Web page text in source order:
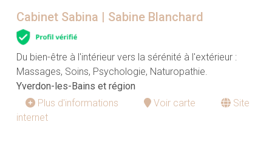
Cabinet Sabina | Sabine Blanchard
Du bien-être à l'intérieur vers la sérénité à l'extérieur :
Massages, Soins, Psychologie, Naturopathie.
Yverdon-les-Bains et région
Plus d'informations
Voir carte
Site
internet